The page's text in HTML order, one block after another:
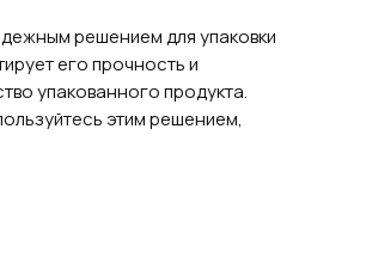
решением для упаковки
его прочность и
упакованного продукта.
этим решением,